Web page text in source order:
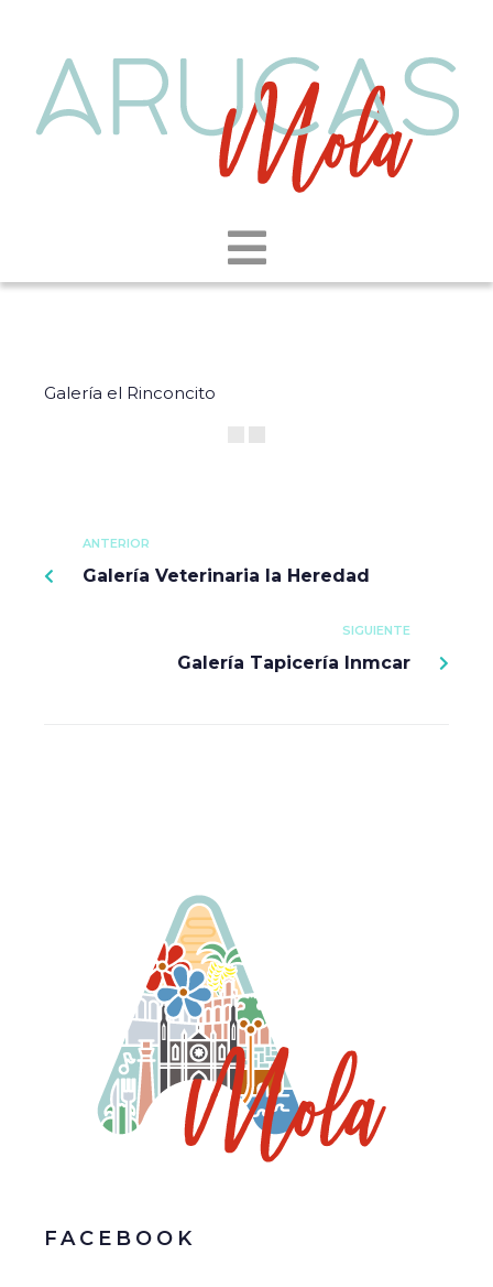
Galería el Rinconcito
ANTERIOR
Galería Veterinaria la Heredad
SIGUIENTE
Galería Tapicería Inmcar
FACEBOOK